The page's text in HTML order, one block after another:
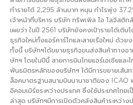
ทำรายได้ 2,295 ล้านบาท หนุน กำไรพุ่ง
เจ้าหน้าที่บริหาร บริษัท ทริพเพิล ไอ โลจิสติ
เผยว่า ในปี 2561 บริษัทยังคงเป้ารายได้เติบ
ธุรกิจใหม่ทั้งแอร์คาร์โกและสายเรือใหม่ ด้ว
ทั้งนี้ บริษัทฯได้ขยายธุรกิจขนส่งสินค้าทางอ
ษัทฯ โดยในปีนี้ สายการบินไทยแอร์เอเชียและ
พันธมิตรหลักของบริษัทฯ ได้มีการขยายเส้น
ล็อคมาตรฐานสนามบินนานาชาติของ ICAO
อีคอมเมิร์ซระหว่างประเทศ ซึ่งใช้ประเทศไทย
ล่าสุด บริษัทฯมีการเปิดตัวคลังสินค้าระหว่าง